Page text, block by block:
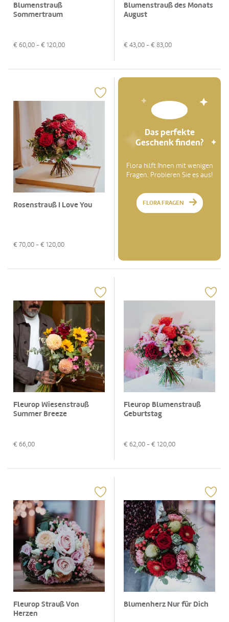
Blumenstrauß
Sommertraum
€ 60,00 - € 120,00
Blumenstrauß des Monats
August
€ 43,00 - € 83,00
Rosenstrauß I Love You
€ 70,00 - € 120,00
Das perfekte
Geschenk finden?
Flora hilft Ihnen mit wenigen
Fragen. Probieren Sie es aus!
FLORA FRAGEN
Fleurop Wiesenstrauß
Summer Breeze
€ 66,00
Fleurop Blumenstrauß
Geburtstag
€ 62,00 - € 120,00
Fleurop Strauß Von
Herzen
Blumenherz Nur für Dich